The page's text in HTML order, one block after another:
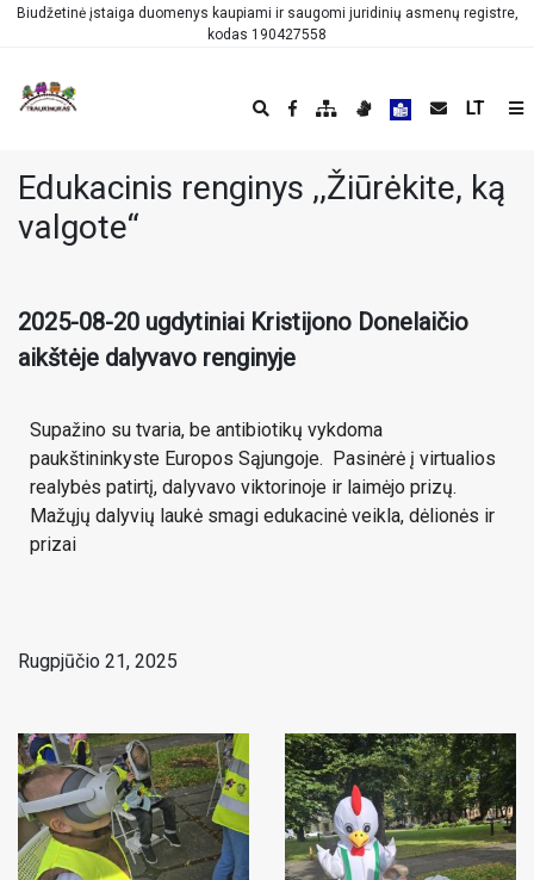
Biudžetinė įstaiga duomenys kaupiami ir saugomi juridinių asmenų registre,
kodas 190427558
LT
Edukacinis renginys ,,Žiūrėkite, ką
valgote“
2025-08-20 ugdytiniai Kristijono Donelaičio
aikštėje dalyvavo renginyje
Supažino su tvaria, be antibiotikų vykdoma
paukštininkyste Europos Sąjungoje. Pasinėrė į virtualios
realybės patirtį, dalyvavo viktorinoje ir laimėjo prizų.
Mažųjų dalyvių laukė smagi edukacinė veikla, dėlionės ir
prizai
Rugpjūčio 21, 2025